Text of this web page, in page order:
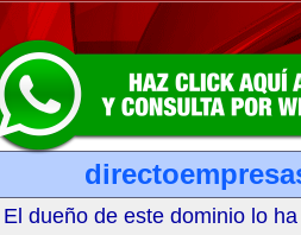
El dueño de este dominio lo